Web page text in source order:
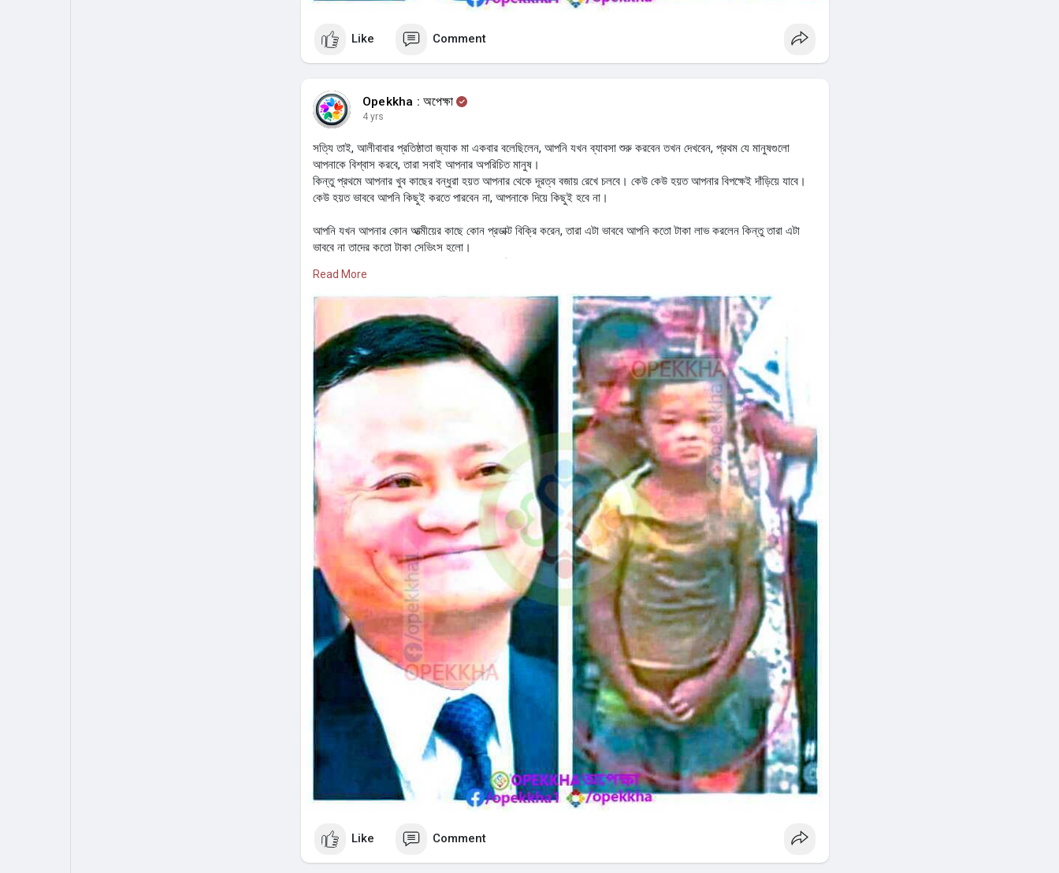
Like Comment
Opekkha : অপেক্ষা
4 yrs
সত্যি তাই, আলীবাবার প্রতিষ্ঠাতা জ্যাক মা একবার বলেছিলেন, আপনি যখন ব্যাবসা শুরু করবেন তখন দেখবেন, প্রথম যে মানুষগুলো
আপনাকে বিশ্বাস করবে, তারা সবাই আপনার অপরিচিত মানুষ।
কিন্তু প্রথমে আপনার খুব কাছের বন্ধুরা হয়ত আপনার থেকে দূরত্ব বজায় রেখে চলবে। কেউ কেউ হয়ত আপনার বিপক্ষেই দাঁড়িয়ে যাবে।
কেউ হয়ত ভাববে আপনি কিছুই করতে পারবেন না, আপনাকে দিয়ে কিছুই হবে না।
আপনি যখন আপনার কোন আত্মীয়ের কাছে কোন প্রডাক্ট বিক্রি করেন, তারা এটা ভাববে আপনি কতো টাকা লাভ করলেন কিন্তু তারা এটা
ভাববে না তাদের কতো টাকা সেভিংস হলো।
এরপর একটা সময় আসবে, যখন আপনি আপনার পরিশ্রমের ফল পাবেন। হয়ত একটা ফ্যামিলি ডিনারের সবার গেট-টুগেদারের বিল দিবেন।
দেখবেন সেই টেবিলটায় আপনার সব বন্ধু-বান্ধব, কাছের মানুষজন সবাই সেদিন উপস্থিত আছেন। নেই শুধু সেই অপরিচিত মানুষগুলোই।
যারা আপনাকে বিশ্বাস করেছিলো।💞
Read More
Like Comment